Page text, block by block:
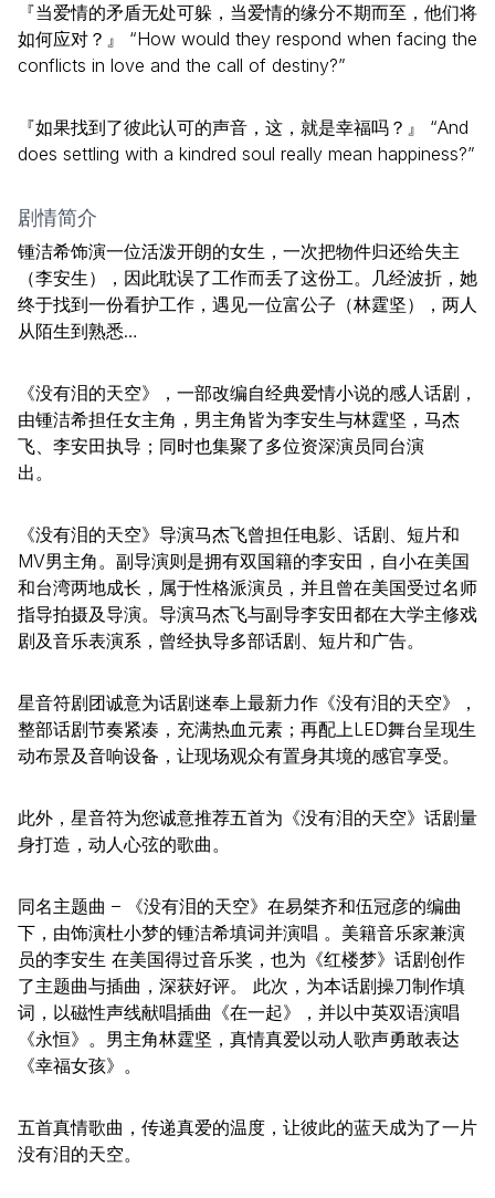
『当爱情的矛盾无处可躲，当爱情的缘分不期而至，他们将
如何应对？』 “How would they respond when facing the
conflicts in love and the call of destiny?”
『如果找到了彼此认可的声音，这，就是幸福吗？』 “And
does settling with a kindred soul really mean happiness?”
剧情简介
锺洁希饰演一位活泼开朗的女生，一次把物件归还给失主
（李安生），因此耽误了工作而丢了这份工。几经波折，她
终于找到一份看护工作，遇见一位富公子（林霆坚），两人
从陌生到熟悉…
《没有泪的天空》，一部改编自经典爱情小说的感人话剧，
由锺洁希担任女主角，男主角皆为李安生与林霆坚，马杰
飞、李安田执导；同时也集聚了多位资深演员同台演
出。
《没有泪的天空》导演马杰飞曾担任电影、话剧、短片和
MV男主角。副导演则是拥有双国籍的李安田，自小在美国
和台湾两地成长，属于性格派演员，并且曾在美国受过名师
指导拍摄及导演。导演马杰飞与副导李安田都在大学主修戏
剧及音乐表演系，曾经执导多部话剧、短片和广告。
星音符剧团诚意为话剧迷奉上最新力作《没有泪的天空》，
整部话剧节奏紧凑，充满热血元素；再配上LED舞台呈现生
动布景及音响设备，让现场观众有置身其境的感官享受。
此外，星音符为您诚意推荐五首为《没有泪的天空》话剧量
身打造，动人心弦的歌曲。
同名主题曲 – 《没有泪的天空》在易桀齐和伍冠彦的编曲
下，由饰演杜小梦的锺洁希填词并演唱 。美籍音乐家兼演
员的李安生 在美国得过音乐奖，也为《红楼梦》话剧创作
了主题曲与插曲，深获好评。 此次，为本话剧操刀制作填
词，以磁性声线献唱插曲《在一起》，并以中英双语演唱
《永恒》。男主角林霆坚，真情真爱以动人歌声勇敢表达
《幸福女孩》。
五首真情歌曲，传递真爱的温度，让彼此的蓝天成为了一片
没有泪的天空。